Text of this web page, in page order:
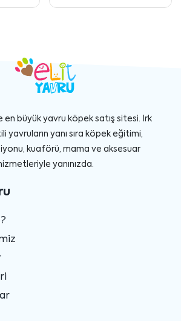
en büyük yavru köpek satış sitesi. Irk
yavruların yanı sıra köpek eğitimi,
kuaförü, mama ve aksesuar
yanınızda.